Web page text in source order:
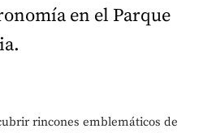
en el Parque
rincones emblemáticos de